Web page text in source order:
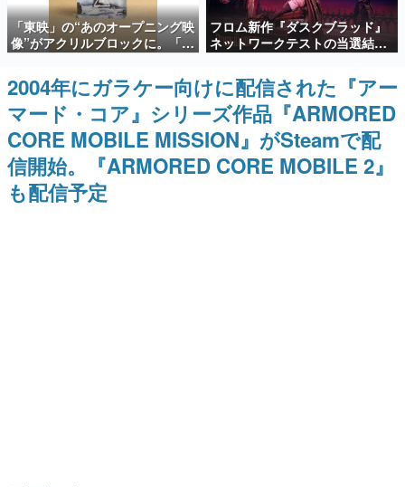
殿堂入り記事
SNS拡散数が数千以上！ ページビュー数万以上！ などな
ど。多くの人々に読まれた、電ファミ渾身の“殿堂入り”記
事をまとめました。
ゲームの企画書
名作ゲームクリエイターの方々に製作時のエピソードをお
聞きし、ヒットする企画（ゲーム）とは何か？を探ってい
きます。
赫本
この物語を解いてはいけない。『赫本』は、〈試験問題〉
の形をした短編ホラー小説集です。
「東映」の“あのオープニング映
像”がアクリルブロックに。「東
映ヒストリカル グッズコレクシ
ョン」が8月下旬より発売
フロム新作『ダスクブラッド』
ネットワークテストの当選結果
が8月7日22時に発表。応募サイ
トのマイページから確認可能、
テスト実施は8月21日～24日
2004年にガラケー向けに配信された『アー
マード・コア』シリーズ作品『ARMORED
CORE MOBILE MISSION』がSteamで配
信開始。『ARMORED CORE MOBILE 2』
も配信予定